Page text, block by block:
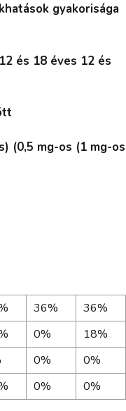
gyakorisága
és 18 éves 12 és
(0,5 mg-os (1 mg-os
36%
36%
0%
18%
0%
0%
0% 0%